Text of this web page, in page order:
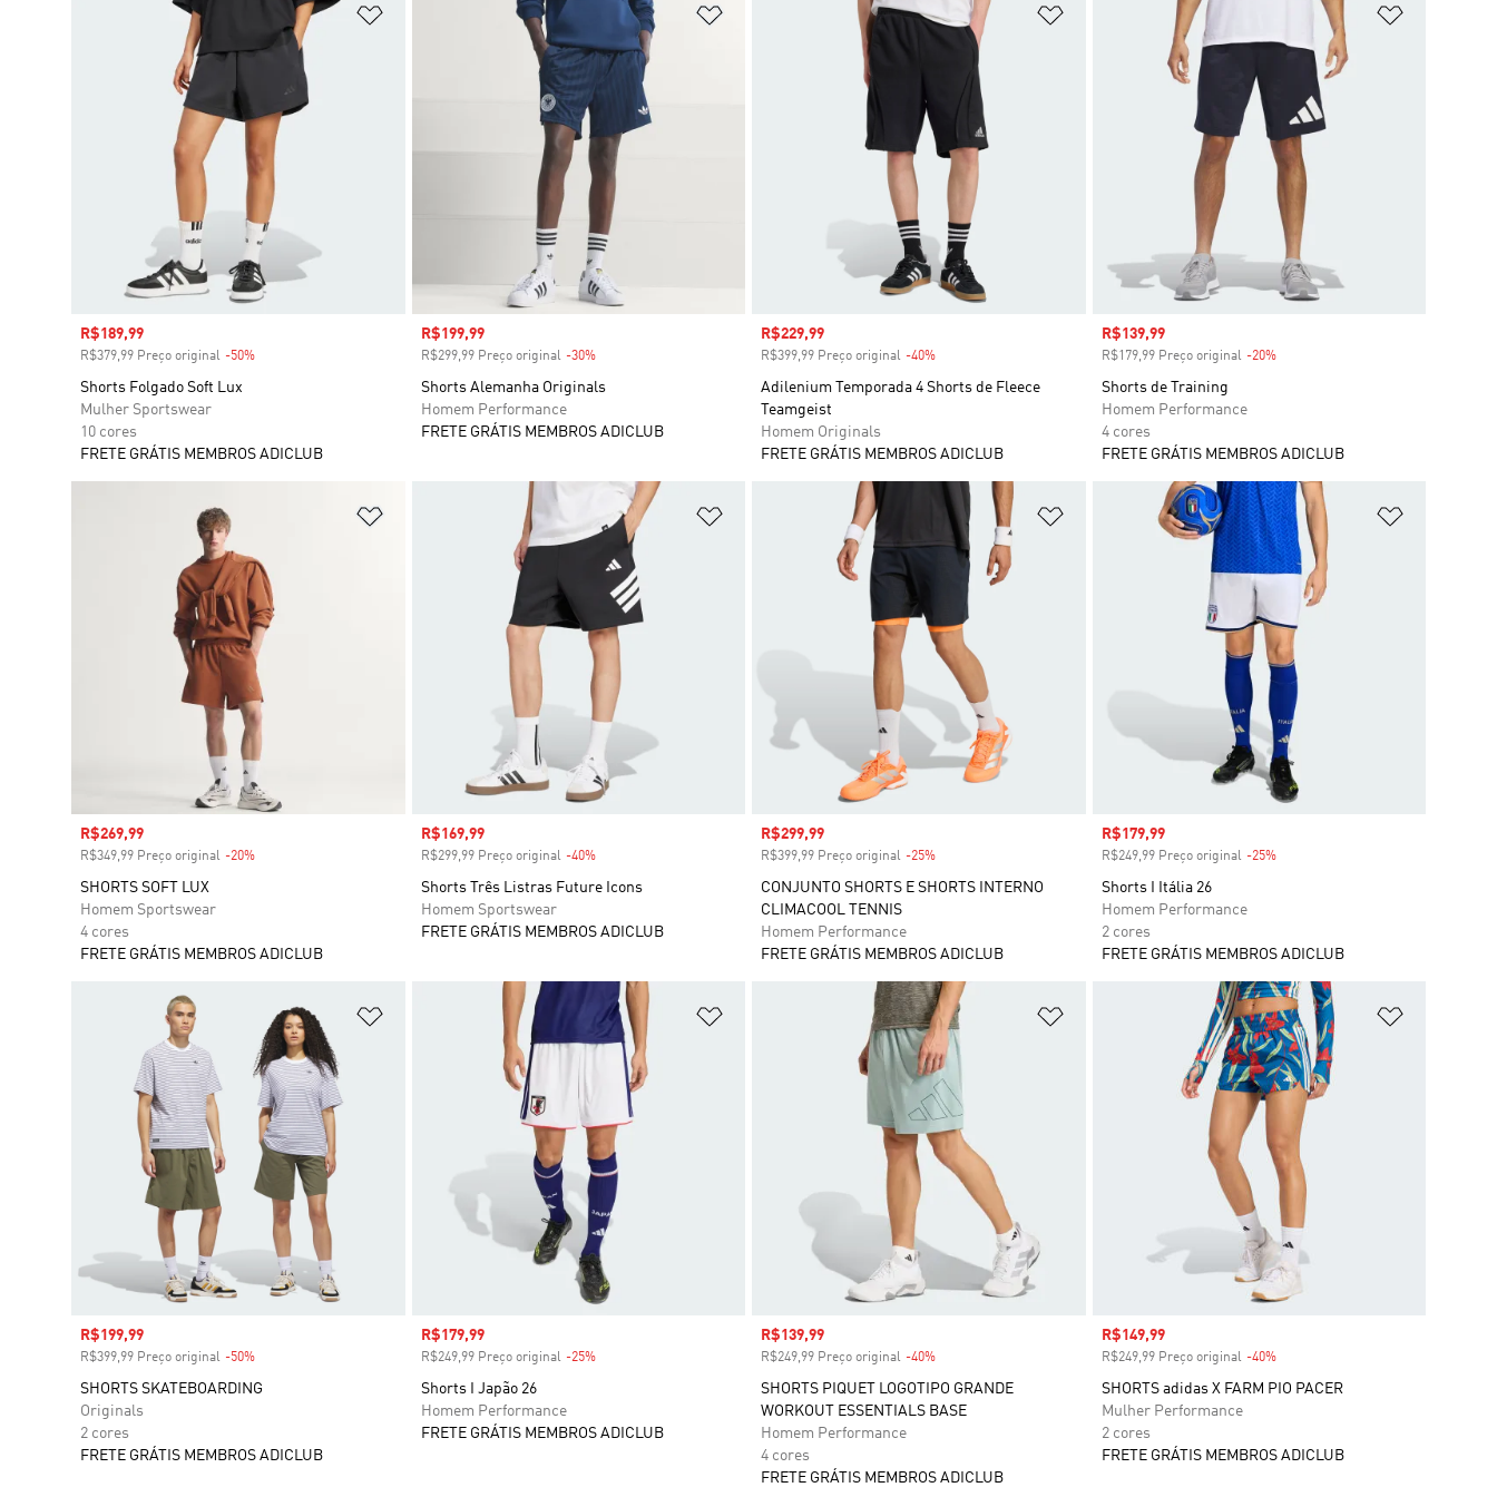
Adicionar à Lista de Desejos
Preço com desconto
R$189,99
R$379,99 Preço original -50%
Shorts Folgado Soft Lux
Mulher Sportswear
10 cores
FRETE GRÁTIS MEMBROS ADICLUB
Adicionar à Lista de Desejos
Preço com desconto
R$199,99
R$299,99 Preço original -30%Desconto
Shorts Alemanha Originals
Homem Performance
FRETE GRÁTIS MEMBROS ADICLUB
Adicionar à Lista de Desejos
Preço com desconto
R$229,99
R$399,99 Preço original -40%
Adilenium Temporada 4 Shorts de Fleece
Teamgeist
Homem Originals
FRETE GRÁTIS MEMBROS ADICLUB
Preço com desconto
R$139,99
R$179,99 Preço original -20%Desconto
Shorts de Training
Homem Performance
4 cores
FRETE GRÁTIS MEMBROS ADICLUB
Adicionar à Lista de Desejos
Preço com desconto
R$269,99
R$349,99 Preço original -20%
SHORTS SOFT LUX
Homem Sportswear
4 cores
FRETE GRÁTIS MEMBROS ADICLUB
Adicionar à Lista de Desejos
Preço com desconto
R$169,99
R$299,99 Preço original -40%Desconto
Shorts Três Listras Future Icons
Homem Sportswear
FRETE GRÁTIS MEMBROS ADICLUB
Adicionar à Lista de Desejos
Preço com desconto
R$299,99
R$399,99 Preço original -25%
CONJUNTO SHORTS E SHORTS INTERNO
CLIMACOOL TENNIS
Homem Performance
FRETE GRÁTIS MEMBROS ADICLUB
Preço com desconto
R$179,99
R$249,99 Preço original -25%Desconto
Shorts I Itália 26
Homem Performance
2 cores
FRETE GRÁTIS MEMBROS ADICLUB
Adicionar à Lista de Desejos
Preço com desconto
R$199,99
R$399,99 Preço original -50%
SHORTS SKATEBOARDING
Originals
2 cores
FRETE GRÁTIS MEMBROS ADICLUB
Adicionar à Lista de Desejos
Preço com desconto
R$179,99
R$249,99 Preço original -25%Desconto
Shorts I Japão 26
Homem Performance
FRETE GRÁTIS MEMBROS ADICLUB
Adicionar à Lista de Desejos
Preço com desconto
R$139,99
R$249,99 Preço original -40%
SHORTS PIQUET LOGOTIPO GRANDE
WORKOUT ESSENTIALS BASE
Homem Performance
4 cores
FRETE GRÁTIS MEMBROS ADICLUB
Preço com desconto
R$149,99
R$249,99 Preço original -40%Desconto
SHORTS adidas X FARM PIO PACER
Mulher Performance
2 cores
FRETE GRÁTIS MEMBROS ADICLUB